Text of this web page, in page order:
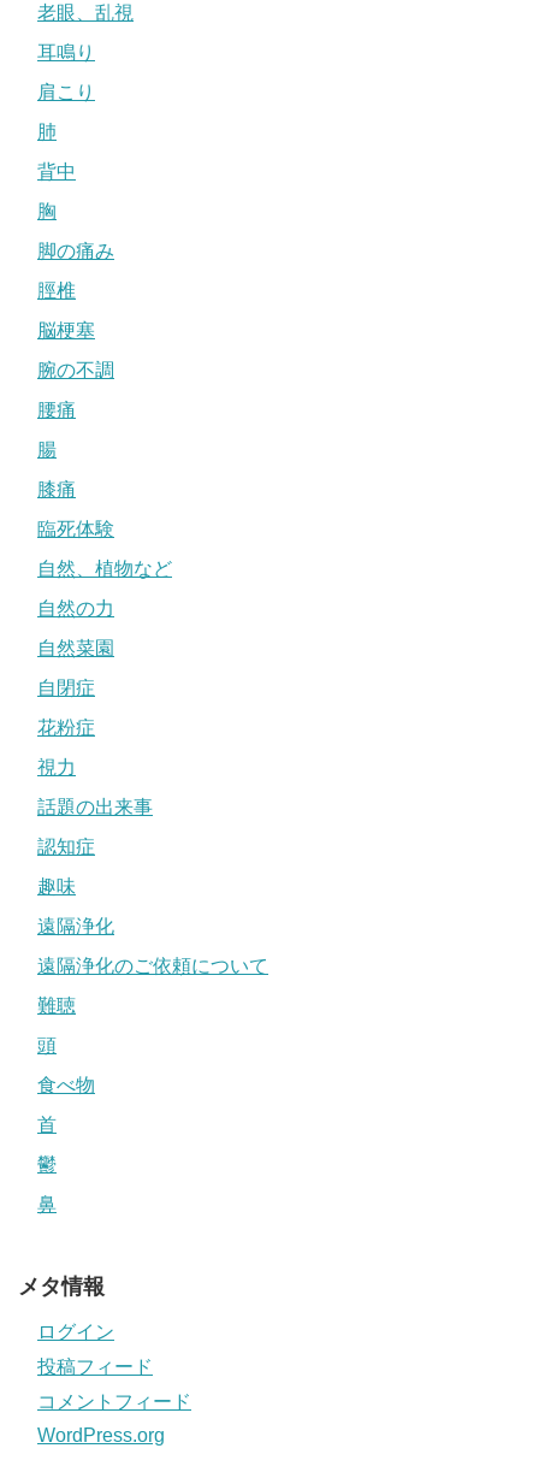
老眼、乱視
耳鳴り
肩こり
肺
背中
胸
脚の痛み
脛椎
脳梗塞
腕の不調
腰痛
腸
膝痛
臨死体験
自然、植物など
自然の力
自然菜園
自閉症
花粉症
視力
話題の出来事
認知症
趣味
遠隔浄化
遠隔浄化のご依頼について
難聴
頭
食べ物
首
鬱
鼻
メタ情報
ログイン
投稿フィード
コメントフィード
WordPress.org